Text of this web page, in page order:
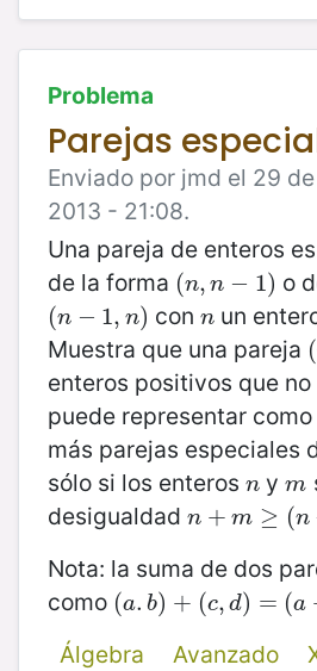
Problema
Parejas
Enviado por jmd el 29
2013 - 21:08.
Una pareja de enteros
de la forma (n, n − 1)
(n,n− 1)
o
(n − 1, n)
(n−1 n) conn
n un
Muestra que una pareja (
(
enteros positivos que no
puede representar
más parejas especiales
sólo si los enteros n
n ym
m
desigualdad n + m ≥ (n
n+m≥( n− m)
Nota: la suma de dos
como (a. b) + (c, d) = (a
(a. b)+(c ,d)=( a+ c,b
Álgebra
Avanzado